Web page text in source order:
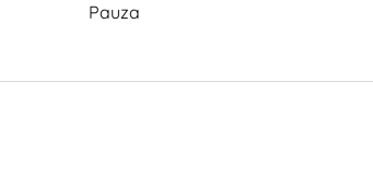
Pauza